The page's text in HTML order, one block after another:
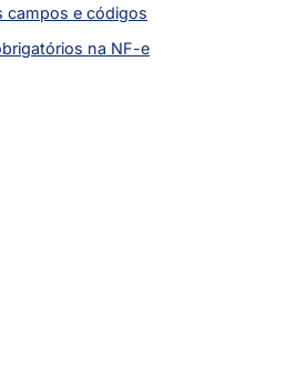
campos e códigos
na NF-e